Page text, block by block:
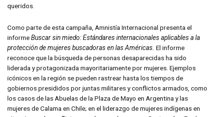
queridos.
Como parte de esta campaña, Amnistía Internacional presenta el
informeBuscar sin miedo: Estándares internacionales aplicables a la
protección de mujeres buscadoras en las Américas. El informe
reconoce que la búsqueda de personas desaparecidas ha sido
liderada y protagonizada mayoritariamente por mujeres. Ejemplos
icónicos en la región se pueden rastrear hasta los tiempos de
gobiernos presididos por juntas militares y conflictos armados, como
los casos de las Abuelas de la Plaza de Mayo en Argentina y las
mujeres de Calama en Chile; en el liderazgo de mujeres indígenas en